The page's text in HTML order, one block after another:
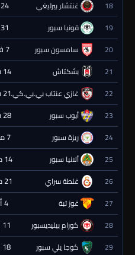
18 غنتشلر بيرليغي 24 يناير 2027 - 19:00
19 قونيا سبور 31 يناير 2027 - 19:00
20 سامسون سبور 7 فبراير 2027 - 19:00
21 بشكتاش 14 فبراير 2027 - 19:00
22 غازي عنتاب بي.بي.كي.21 فبراير 2027 - 19:00
23 أيوب سبور 28 فبراير 2027 - 19:00
24 ريزة سبور 7 مارس 2027 - 19:00
25 ألانيا سبور 14 مارس 2027 - 19:00
26 غلطة سراي 21 مارس 2027 - 19:00
27 غوز تبة 4 أبريل 2027 - 19:00
28 كورام بيليديسبور 11 أبريل 2027 - 19:00
29 كوجا يلي سبور 18 أبريل 2027 - 19:00